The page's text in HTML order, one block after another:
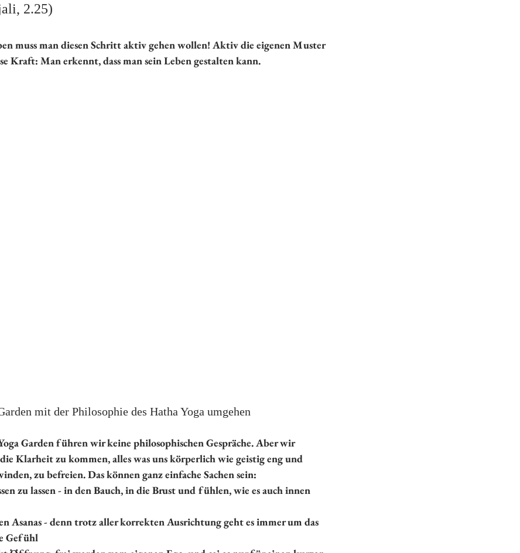
2.25)
muss man diesen Schritt aktiv gehen wollen! Aktiv die eigenen Muster
Kraft: Man erkennt, dass man sein Leben gestalten kann.
mit der Philosophie des Hatha Yoga umgehen
Garden führen wir keine philosophischen Gespräche. Aber wir
Klarheit zu kommen, alles was uns körperlich wie geistig eng und
zu befreien. Das können ganz einfache Sachen sein:
zu lassen - in den Bauch, in die Brust und fühlen, wie es auch innen
Asanas - denn trotz aller korrekten Ausrichtung geht es immer um das
Gefühl